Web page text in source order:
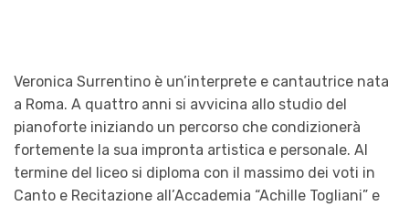
Veronica Surrentino è un’interprete e cantautrice nata
a Roma. A quattro anni si avvicina allo studio del
pianoforte iniziando un percorso che condizionerà
fortemente la sua impronta artistica e personale. Al
termine del liceo si diploma con il massimo dei voti in
Canto e Recitazione all’Accademia “Achille Togliani” e